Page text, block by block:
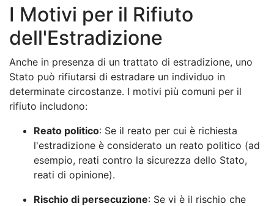
I Motivi per il Rifiuto
dell'Estradizione
Anche in presenza di un trattato di estradizione, uno
Stato può rifiutarsi di estradare un individuo in
determinate circostanze. I motivi più comuni per il
rifiuto includono:
Reato politico: Se il reato per cui è richiesta
l'estradizione è considerato un reato politico (ad
esempio, reati contro la sicurezza dello Stato,
reati di opinione).
Rischio di persecuzione: Se vi è il rischio che